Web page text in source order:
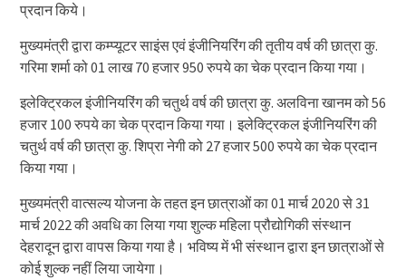
प्रदान किये।
मुख्यमंत्री द्वारा कम्प्यूटर साइंस एवं इंजीनियरिंग की तृतीय वर्ष की छात्रा कु.
गरिमा शर्मा को 01 लाख 70 हजार 950 रुपये का चेक प्रदान किया गया।
इलेक्ट्रिकल इंजीनियरिंग की चतुर्थ वर्ष की छात्रा कु. अलविना खानम को 56
हजार 100 रुपये का चेक प्रदान किया गया। इलेक्ट्रिकल इंजीनियरिंग की
चतुर्थ वर्ष की छात्रा कु. शिप्रा नेगी को 27 हजार 500 रुपये का चेक प्रदान
किया गया।
मुख्यमंत्री वात्सल्य योजना के तहत इन छात्राओं का 01 मार्च 2020 से 31
मार्च 2022 की अवधि का लिया गया शुल्क महिला प्रौद्योगिकी संस्थान
देहरादून द्वारा वापस किया गया है। भविष्य में भी संस्थान द्वारा इन छात्राओं से
कोई शुल्क नहीं लिया जायेगा।